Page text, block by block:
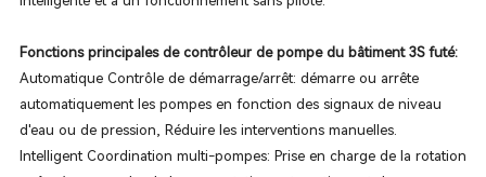
Fonctions principales de contrôleur de pompe du bâtiment 3S futé:
Automatique Contrôle de démarrage/arrêt: démarre ou arrête
automatiquement les pompes en fonction des signaux de niveau
d'eau ou de pression, Réduire les interventions manuelles.
Intelligent Coordination multi-pompes: Prise en charge de la rotation